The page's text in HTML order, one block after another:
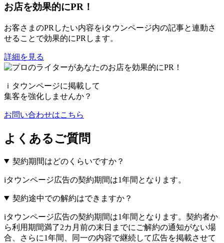
お店を効果的にPR！
お客さまのPRしたい内容をiタウンページ内の記事と連動さ
せることで効果的にPRします。
詳細を見る
ｉタウンページに掲載して
集客を強化しませんか？
お問い合わせはこちら
よくあるご質問
契約期間はどのくらいですか？
iタウンページ広告の契約期間は1年間となります。
契約途中での解約はできますか？
iタウンページ広告の契約期間は1年間となります。契約者か
ら利用期間満了2カ月前の末日までにご解約の通知がない場
合、さらに1年間、同一の内容で継続して広告を掲載させて